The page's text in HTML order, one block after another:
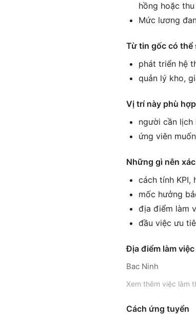
hồng hoặc
Mức lương
Từ tin gốc có thể
phát triển hệ
quản lý kho,
Vị trí này phù
người cần lịch
ứng viên
Những gì nên
cách tính KPI,
mốc hưởng
địa điểm làm
đầu việc ưu
Địa điểm làm việc
Bac Ninh
Xem thêm việc làm
Cách ứng tuyển